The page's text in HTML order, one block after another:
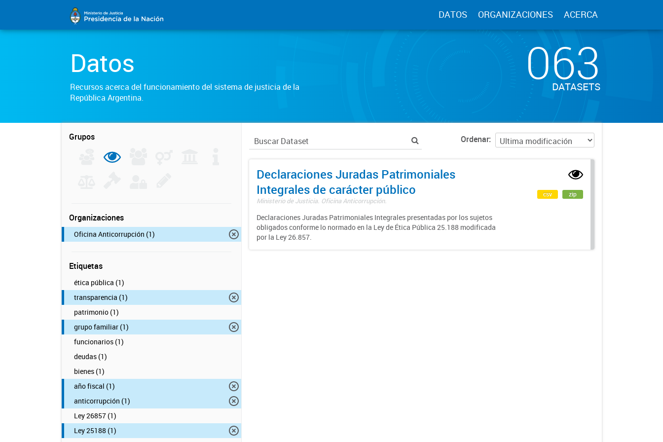
DATOS ORGANIZACIONES ACERCA
Datos
Recursos acerca del funcionamiento del sistema de justicia de la
República Argentina.
063
DATASETS
Grupos
Organizaciones
Oficina Anticorrupción (1)
Etiquetas
ética pública (1)
transparencia (1)
patrimonio (1)
grupo familiar (1)
funcionarios (1)
deudas (1)
bienes (1)
año fiscal (1)
anticorrupción (1)
Ley 26857 (1)
Ley 25188 (1)
Ordenar
Declaraciones Juradas Patrimoniales
Integrales de carácter público
Ministerio de Justicia. Oficina Anticorrupción.
Declaraciones Juradas Patrimoniales Integrales presentadas por los sujetos
obligados conforme lo normado en la Ley de Ética Pública 25.188 modificada
por la Ley 26.857.
csv zip